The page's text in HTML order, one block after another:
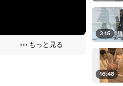
もっと見る
3:15
16:48